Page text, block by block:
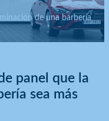
de una barbería
panel que la
sea más